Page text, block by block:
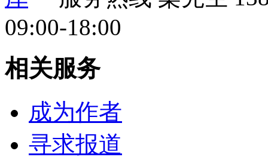
09:00-18:00
相关服务
成为作者
寻求报道